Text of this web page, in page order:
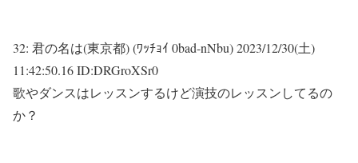
32: 君の名は(東京都) (ﾜｯﾁｮｲ 0bad-nNbu)2023/12/30(土)
11:42:50.16 ID:DRGroXSr0
歌やダンスはレッスンするけど演技のレッスンしてるの
か？